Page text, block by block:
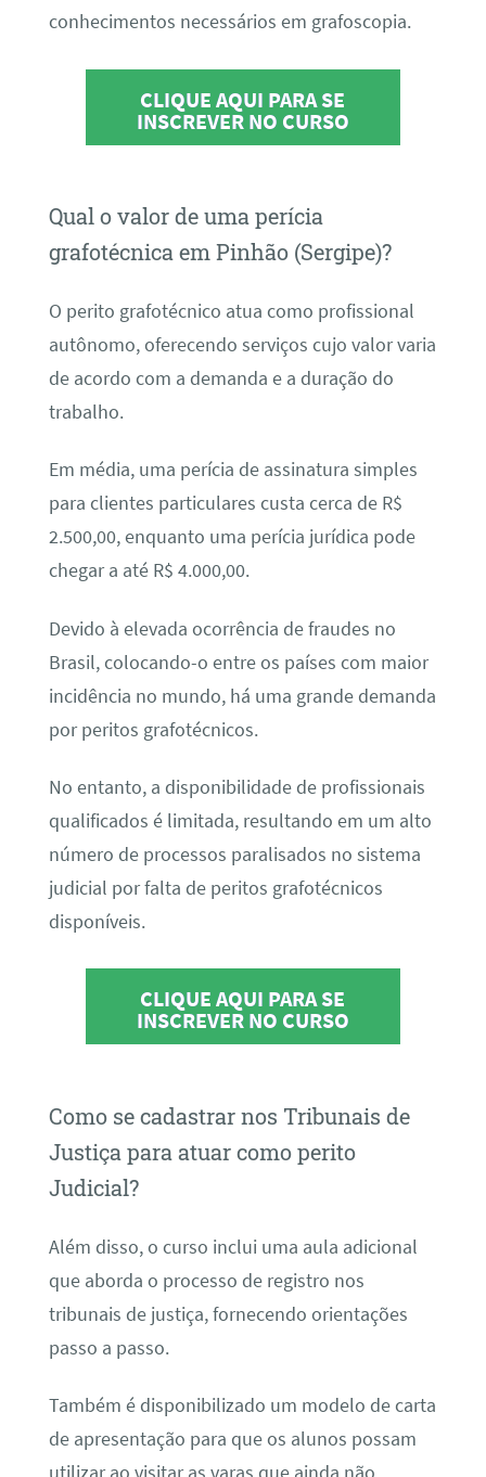
conhecimentos necessários em grafoscopia.
CLIQUE AQUI PARA SE
INSCREVER NO CURSO
Qual o valor de uma perícia
grafotécnica em Pinhão (Sergipe)?
O perito grafotécnico atua como profissional
autônomo, oferecendo serviços cujo valor varia
de acordo com a demanda e a duração do
trabalho.
Em média, uma perícia de assinatura simples
para clientes particulares custa cerca de R$
2.500,00, enquanto uma perícia jurídica pode
chegar a até R$ 4.000,00.
Devido à elevada ocorrência de fraudes no
Brasil, colocando-o entre os países com maior
incidência no mundo, há uma grande demanda
por peritos grafotécnicos.
No entanto, a disponibilidade de profissionais
qualificados é limitada, resultando em um alto
número de processos paralisados no sistema
judicial por falta de peritos grafotécnicos
disponíveis.
CLIQUE AQUI PARA SE
INSCREVER NO CURSO
Como se cadastrar nos Tribunais de
Justiça para atuar como perito
Judicial?
Além disso, o curso inclui uma aula adicional
que aborda o processo de registro nos
tribunais de justiça, fornecendo orientações
passo a passo.
Também é disponibilizado um modelo de carta
de apresentação para que os alunos possam